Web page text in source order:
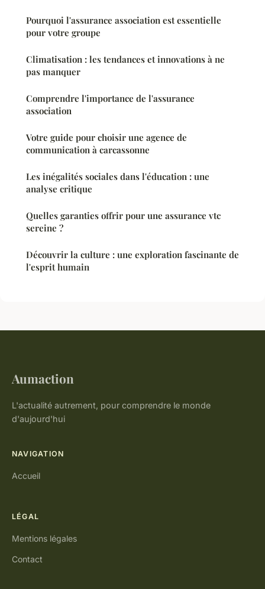
Pourquoi l'assurance association est essentielle
pour votre groupe
Climatisation : les tendances et innovations à ne
pas manquer
Comprendre l'importance de l'assurance
association
Votre guide pour choisir une agence de
communication à carcassonne
Les inégalités sociales dans l'éducation : une
analyse critique
Quelles garanties offrir pour une assurance vtc
sereine ?
Découvrir la culture : une exploration fascinante de
l'esprit humain
Aumaction
L'actualité autrement, pour comprendre le monde
d'aujourd'hui
NAVIGATION
Accueil
LÉGAL
Mentions légales
Contact